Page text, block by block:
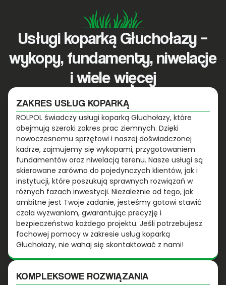
Usługi koparką Głuchołazy –
wykopy, fundamenty, niwelacje
i wiele więcej
ZAKRES USŁUG KOPARKĄ
ROLPOL świadczy usługi koparką Głuchołazy, które
obejmują szeroki zakres prac ziemnych. Dzięki
nowoczesnemu sprzętowi i naszej doświadczonej
kadrze, zajmujemy się wykopami, przygotowaniem
fundamentów oraz niwelacją terenu. Nasze usługi są
skierowane zarówno do pojedynczych klientów, jak i
instytucji, które poszukują sprawnych rozwiązań w
różnych fazach inwestycji. Niezależnie od tego, jak
ambitne jest Twoje zadanie, jesteśmy gotowi stawić
czoła wyzwaniom, gwarantując precyzję i
bezpieczeństwo każdego projektu. Jeśli potrzebujesz
fachowej pomocy w zakresie usług koparką
Głuchołazy, nie wahaj się skontaktować z nami!
KOMPLEKSOWE ROZWIĄZANIA